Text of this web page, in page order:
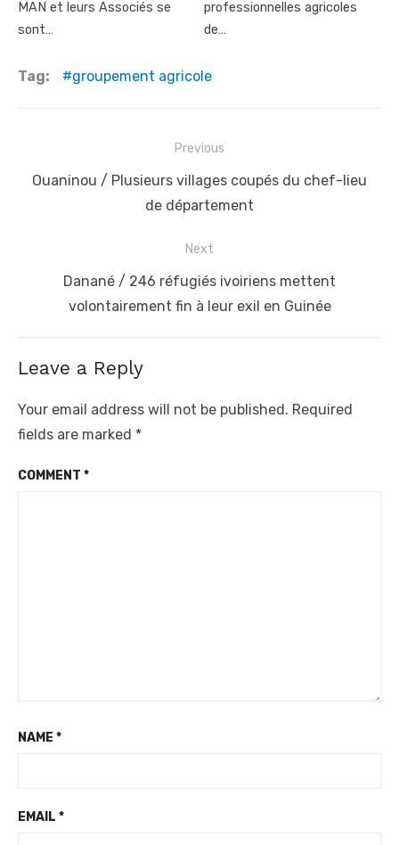
MAN et leurs Associés se
sont…
professionnelles agricoles
de…
Tag: groupement agricole
navigation
Previous
Previous
Ouaninou / Plusieurs villages coupés du chef-lieu
de département
Next
Danané / 246 réfugiés ivoiriens mettent
volontairement fin à leur exil en Guinée
Leave a Reply
Your email address will not be published. Required
fields are marked *
COMMENT *
NAME *
EMAIL *